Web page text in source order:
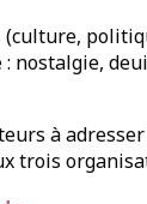
à
trois